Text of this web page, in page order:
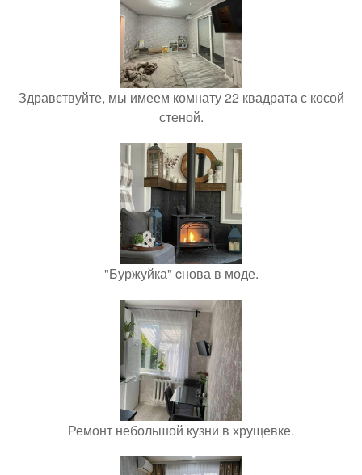
Здравствуйте, мы имеем комнату 22 квадрата с косой
стеной.
"Буржуйка" cнова в моде.
Ремонт небольшой кузни в хрущевке.